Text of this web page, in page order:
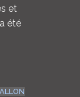
et
été